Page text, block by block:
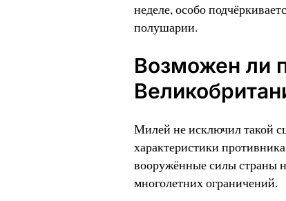
неделе, особо
полушарии.
Возможен ли
Милей не исключил такой
характеристики
вооружённые силы страны
многолетних ограничений.